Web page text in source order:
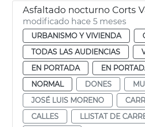
Asfaltado nocturno Corts
modificado hace 5 meses
URBANISMO Y VIVIENDA
TODAS LAS AUDIENCIAS
EN PORTADA
EN
NORMAL
DONES
JOSÉ LUIS MORENO
CALLES
LLISTAT DE